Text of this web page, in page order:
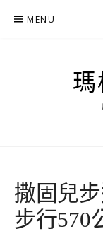
MENU
瑪
撒固兒
步行570